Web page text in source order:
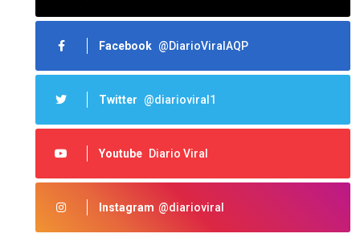
Facebook @DiarioViralAQP
Twitter @diarioviral1
Youtube Diario Viral
Instagram @diarioviral